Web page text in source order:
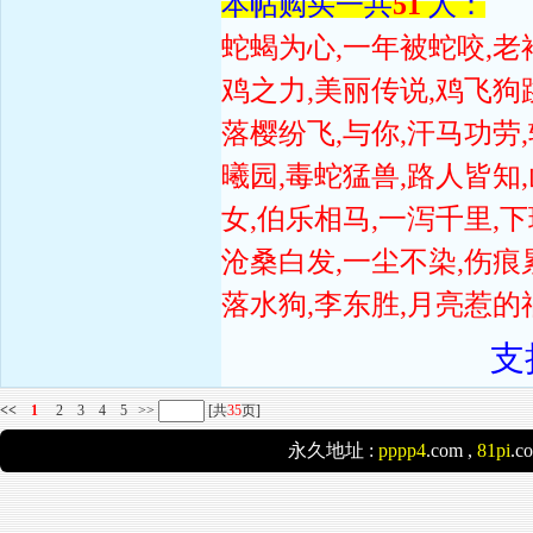
蛇蝎为心,一年被蛇咬,
鸡之力,美丽传说,鸡飞
落樱纷飞,与你,汗马功
曦园,毒蛇猛兽,路人皆
女,伯乐相马,一泻千里,
沧桑白发,一尘不染,伤
落水狗,李东胜,月亮惹的
<< 1 2 3 4 5 >> [共35页]
永久地址 : pppp4.com , 81pi